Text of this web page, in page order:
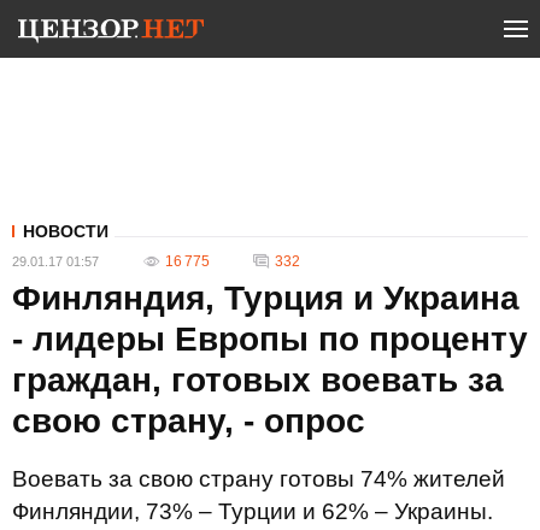
НОВОСТИ
29.01.17 01:57 16 775 332
Финляндия, Турция и Украина
- лидеры Европы по проценту
граждан, готовых воевать за
свою страну, - опрос
Воевать за свою страну готовы 74% жителей
Финляндии, 73% – Турции и 62% – Украины.